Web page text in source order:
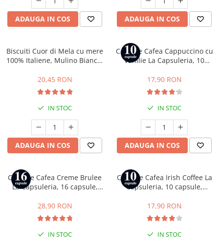
ADAUGA IN COS ADAUGA IN COS
Biscuiti Cuor di Mela cu mere
100% Italiene, Mulino Bianco,
20,45 RON
IN STOC
ADAUGA IN COS
Capsule Cafea Cappuccino cu
Vanilie La Capsuleria, 10
Nespresso
17,90 RON
IN STOC
ADAUGA IN COS
Capsule Cafea Creme Brulee
La Capsuleria, 16 capsule,
28,90 RON
IN STOC
Capsule Cafea Irish Coffee La
Capsuleria, 10 capsule,
17,90 RON
IN STOC